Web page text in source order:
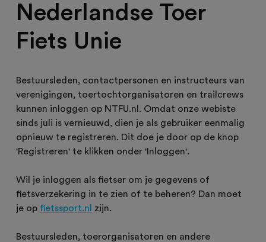
Nederlandse Toer
Fiets Unie
Bestuursleden, contactpersonen en instructeurs van
verenigingen, toertochtorganisatoren en trailcrews
kunnen inloggen op NTFU.nl. Omdat onze webiste
sinds juli is vernieuwd, dien je als gebruiker eenmalig
opnieuw te registreren. Dit doe je door op de knop
'Registreren' te klikken onder 'Inloggen'.
Wil je inloggen als fietser om je gegevens of
fietsverzekering in te zien of te beheren? Dan moet
je op fietssport.nl zijn.
Bestuursleden, toerorganisatoren en andere